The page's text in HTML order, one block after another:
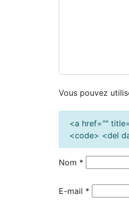
Vous pouvez
<a href=""
<code> <del
Nom *
E-mail *